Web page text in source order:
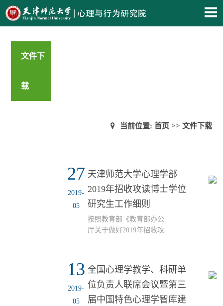
文件下
载
当前位置: 首页 >> 文件下载
27
2019-
05
天津师范大学心理学部
2019年招收攻读博士学位
研究生工作细则
按照教育部《教育部办公
厅关于做好2019年招收攻
[2019]26号）文件精神，
为了加强对2019年招收攻
读博士学位研究生工作的
管理，提高博士生选拔质
13
2019-
05
全国心理学教学、科研单
位负责人联席会议暨第三
届中国特色心理学智库建